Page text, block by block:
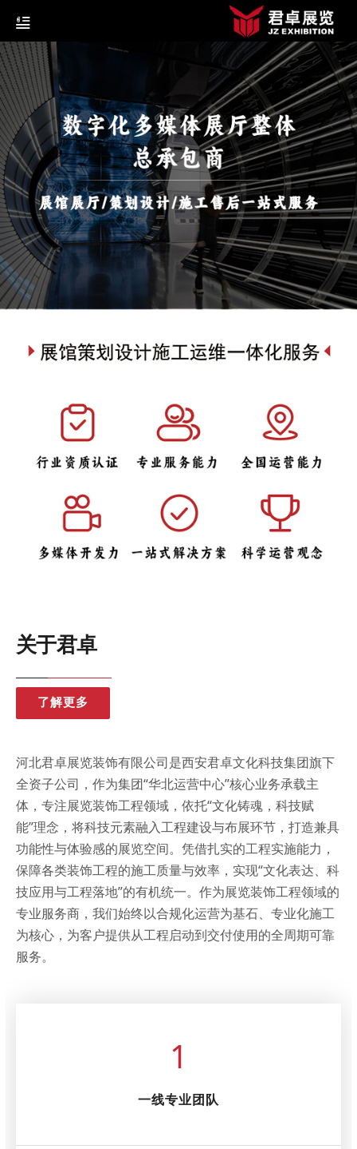
关于君卓
了解更多
河北君卓展览装饰有限公司是西安君卓文化科技集团旗下
全资子公司，作为集团“华北运营中心”核心业务承载主
体，专注展览装饰工程领域，依托“文化铸魂，科技赋
能”理念，将科技元素融入工程建设与布展环节，打造兼具
功能性与体验感的展览空间。凭借扎实的工程实施能力，
保障各类装饰工程的施工质量与效率，实现“文化表达、科
技应用与工程落地”的有机统一。作为展览装饰工程领域的
专业服务商，我们始终以合规化运营为基石、专业化施工
为核心，为客户提供从工程启动到交付使用的全周期可靠
服务。
1
一线专业团队